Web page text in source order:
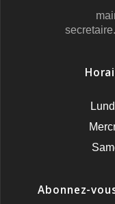
Abonnez-